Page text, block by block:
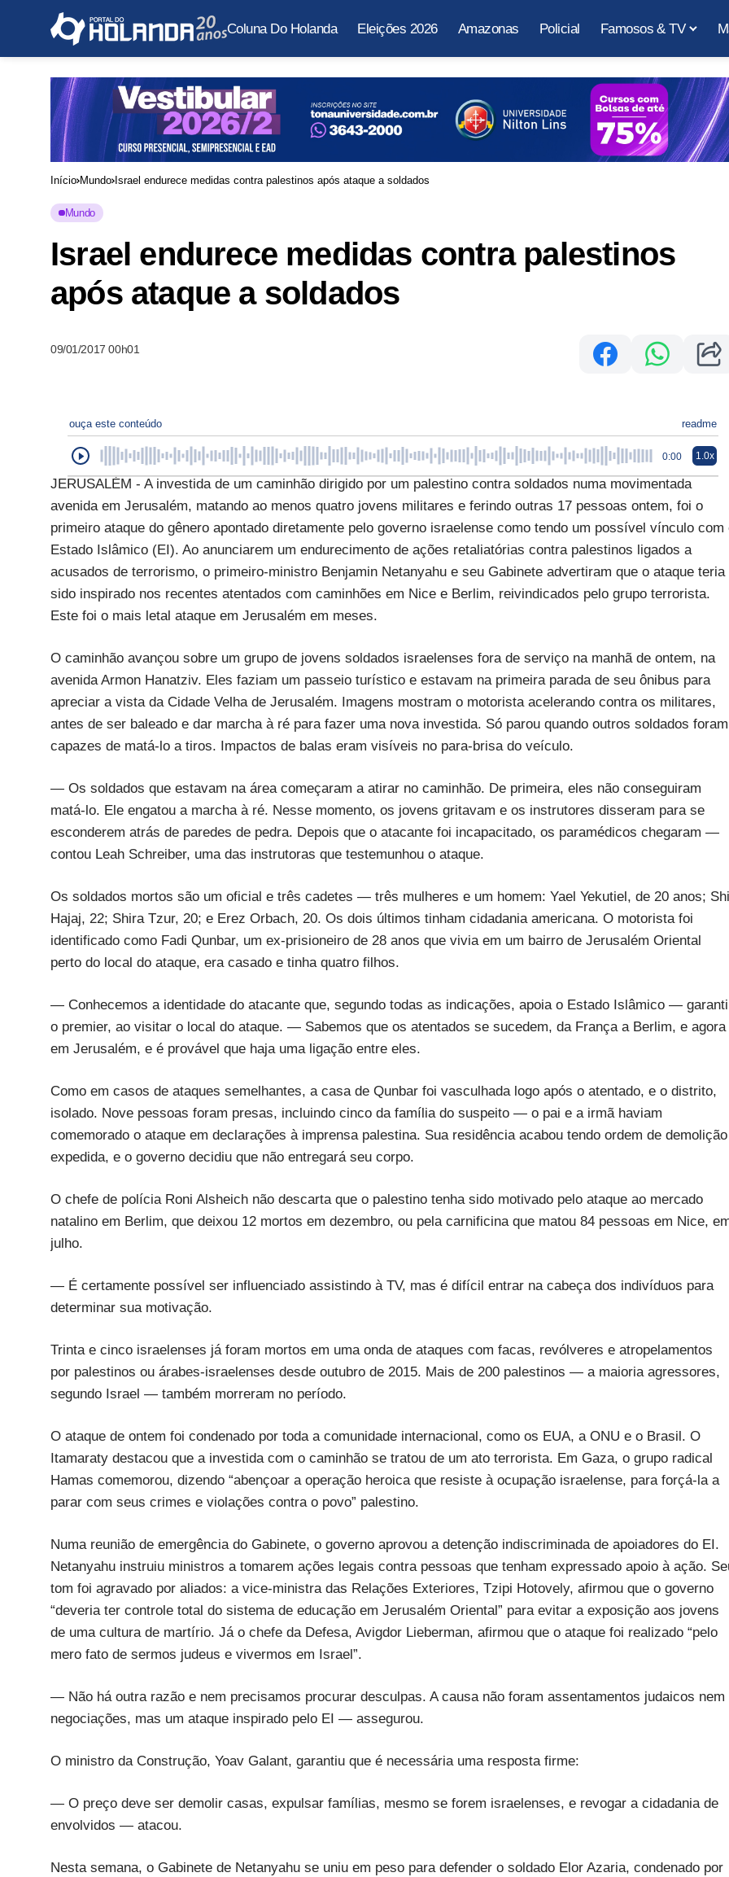
Coluna Do Holanda Eleições 2026 Amazonas Policial Famosos & TV
Início Mundo Israel endurece medidas contra palestinos após ataque a soldados
Mundo
Israel endurece medidas contra palestinos
após ataque a soldados
09/01/2017 00h01
ouça este conteúdo readme
0:00 1.0x
JERUSALÉM - A investida de um caminhão dirigido por um palestino contra soldados numa movimentada
avenida em Jerusalém, matando ao menos quatro jovens militares e ferindo outras 17 pessoas ontem, foi o
primeiro ataque do gênero apontado diretamente pelo governo israelense como tendo um possível vínculo com
Estado Islâmico (EI). Ao anunciarem um endurecimento de ações retaliatórias contra palestinos ligados a
acusados de terrorismo, o primeiro-ministro Benjamin Netanyahu e seu Gabinete advertiram que o ataque teria
sido inspirado nos recentes atentados com caminhões em Nice e Berlim, reivindicados pelo grupo terrorista.
Este foi o mais letal ataque em Jerusalém em meses.
O caminhão avançou sobre um grupo de jovens soldados israelenses fora de serviço na manhã de ontem, na
avenida Armon Hanatziv. Eles faziam um passeio turístico e estavam na primeira parada de seu ônibus para
apreciar a vista da Cidade Velha de Jerusalém. Imagens mostram o motorista acelerando contra os militares,
antes de ser baleado e dar marcha à ré para fazer uma nova investida. Só parou quando outros soldados foram
capazes de matá-lo a tiros. Impactos de balas eram visíveis no para-brisa do veículo.
— Os soldados que estavam na área começaram a atirar no caminhão. De primeira, eles não conseguiram
matá-lo. Ele engatou a marcha à ré. Nesse momento, os jovens gritavam e os instrutores disseram para se
esconderem atrás de paredes de pedra. Depois que o atacante foi incapacitado, os paramédicos chegaram —
contou Leah Schreiber, uma das instrutoras que testemunhou o ataque.
Os soldados mortos são um oficial e três cadetes — três mulheres e um homem: Yael Yekutiel, de 20 anos;
Hajaj, 22; Shira Tzur, 20; e Erez Orbach, 20. Os dois últimos tinham cidadania americana. O motorista foi
identificado como Fadi Qunbar, um ex-prisioneiro de 28 anos que vivia em um bairro de Jerusalém Oriental
perto do local do ataque, era casado e tinha quatro filhos.
— Conhecemos a identidade do atacante que, segundo todas as indicações, apoia o Estado Islâmico —
o premier, ao visitar o local do ataque. — Sabemos que os atentados se sucedem, da França a Berlim, e agora
em Jerusalém, e é provável que haja uma ligação entre eles.
Como em casos de ataques semelhantes, a casa de Qunbar foi vasculhada logo após o atentado, e o distrito,
isolado. Nove pessoas foram presas, incluindo cinco da família do suspeito — o pai e a irmã haviam
comemorado o ataque em declarações à imprensa palestina. Sua residência acabou tendo ordem de demolição
expedida, e o governo decidiu que não entregará seu corpo.
O chefe de polícia Roni Alsheich não descarta que o palestino tenha sido motivado pelo ataque ao mercado
natalino em Berlim, que deixou 12 mortos em dezembro, ou pela carnificina que matou 84 pessoas em Nice,
julho.
— É certamente possível ser influenciado assistindo à TV, mas é difícil entrar na cabeça dos indivíduos para
determinar sua motivação.
Trinta e cinco israelenses já foram mortos em uma onda de ataques com facas, revólveres e atropelamentos
por palestinos ou árabes-israelenses desde outubro de 2015. Mais de 200 palestinos — a maioria agressores,
segundo Israel — também morreram no período.
O ataque de ontem foi condenado por toda a comunidade internacional, como os EUA, a ONU e o Brasil. O
Itamaraty destacou que a investida com o caminhão se tratou de um ato terrorista. Em Gaza, o grupo radical
Hamas comemorou, dizendo “abençoar a operação heroica que resiste à ocupação israelense, para forçá-la a
parar com seus crimes e violações contra o povo” palestino.
Numa reunião de emergência do Gabinete, o governo aprovou a detenção indiscriminada de apoiadores do EI.
Netanyahu instruiu ministros a tomarem ações legais contra pessoas que tenham expressado apoio à ação.
tom foi agravado por aliados: a vice-ministra das Relações Exteriores, Tzipi Hotovely, afirmou que o governo
“deveria ter controle total do sistema de educação em Jerusalém Oriental” para evitar a exposição aos jovens
de uma cultura de martírio. Já o chefe da Defesa, Avigdor Lieberman, afirmou que o ataque foi realizado “pelo
mero fato de sermos judeus e vivermos em Israel”.
— Não há outra razão e nem precisamos procurar desculpas. A causa não foram assentamentos judaicos nem
negociações, mas um ataque inspirado pelo EI — assegurou.
O ministro da Construção, Yoav Galant, garantiu que é necessária uma resposta firme:
— O preço deve ser demolir casas, expulsar famílias, mesmo se forem israelenses, e revogar a cidadania de
envolvidos — atacou.
Nesta semana, o Gabinete de Netanyahu se uniu em peso para defender o soldado Elor Azaria, condenado por